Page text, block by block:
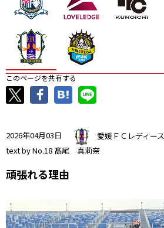
このページを共有する
2026年04月03日
愛媛ＦＣレディース
text by No.18 髙尾 真莉奈
頑張れる理由